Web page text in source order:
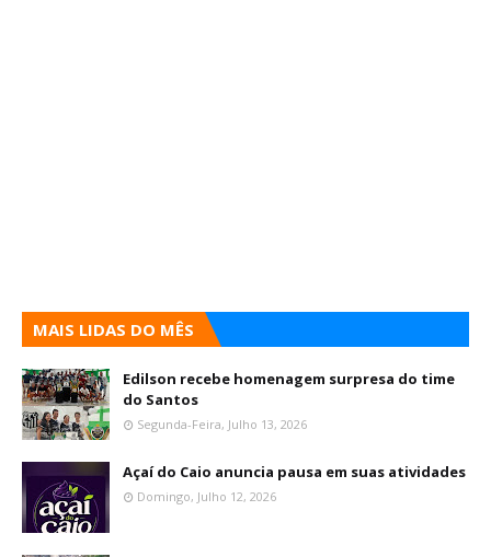
MAIS LIDAS DO MÊS
Edilson recebe homenagem surpresa do time
do Santos
Segunda-Feira, Julho 13, 2026
Açaí do Caio anuncia pausa em suas atividades
Domingo, Julho 12, 2026